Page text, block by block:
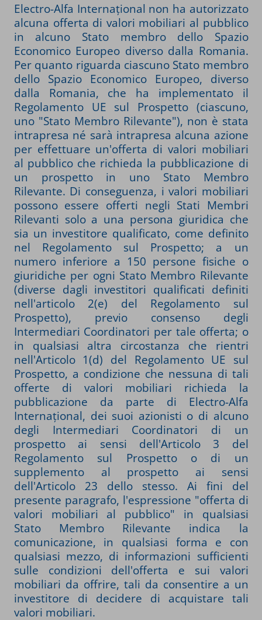
Electro-Alfa Internațional non ha autorizzato
alcuna offerta di valori mobiliari al pubblico
in alcuno Stato membro dello Spazio
Economico Europeo diverso dalla Romania.
Per quanto riguarda ciascuno Stato membro
dello Spazio Economico Europeo, diverso
dalla Romania, che ha implementato il
Regolamento UE sul Prospetto (ciascuno,
uno "Stato Membro Rilevante"), non è stata
intrapresa né sarà intrapresa alcuna azione
per effettuare un'offerta di valori mobiliari
al pubblico che richieda la pubblicazione di
un prospetto in uno Stato Membro
Rilevante. Di conseguenza, i valori mobiliari
possono essere offerti negli Stati Membri
Rilevanti solo a una persona giuridica che
sia un investitore qualificato, come definito
nel Regolamento sul Prospetto; a un
numero inferiore a 150 persone fisiche o
giuridiche per ogni Stato Membro Rilevante
(diverse dagli investitori qualificati definiti
nell'articolo 2(e) del Regolamento sul
Prospetto), previo consenso degli
Intermediari Coordinatori per tale offerta; o
in qualsiasi altra circostanza che rientri
nell'Articolo 1(d) del Regolamento UE sul
Prospetto, a condizione che nessuna di tali
offerte di valori mobiliari richieda la
pubblicazione da parte di Electro-Alfa
Internațional, dei suoi azionisti o di alcuno
degli Intermediari Coordinatori di un
prospetto ai sensi dell'Articolo 3 del
Regolamento sul Prospetto o di un
supplemento al prospetto ai sensi
dell'Articolo 23 dello stesso. Ai fini del
presente paragrafo, l'espressione "offerta di
valori mobiliari al pubblico" in qualsiasi
Stato Membro Rilevante indica la
comunicazione, in qualsiasi forma e con
qualsiasi mezzo, di informazioni sufficienti
sulle condizioni dell'offerta e sui valori
mobiliari da offrire, tali da consentire a un
investitore di decidere di acquistare tali
valori mobiliari.